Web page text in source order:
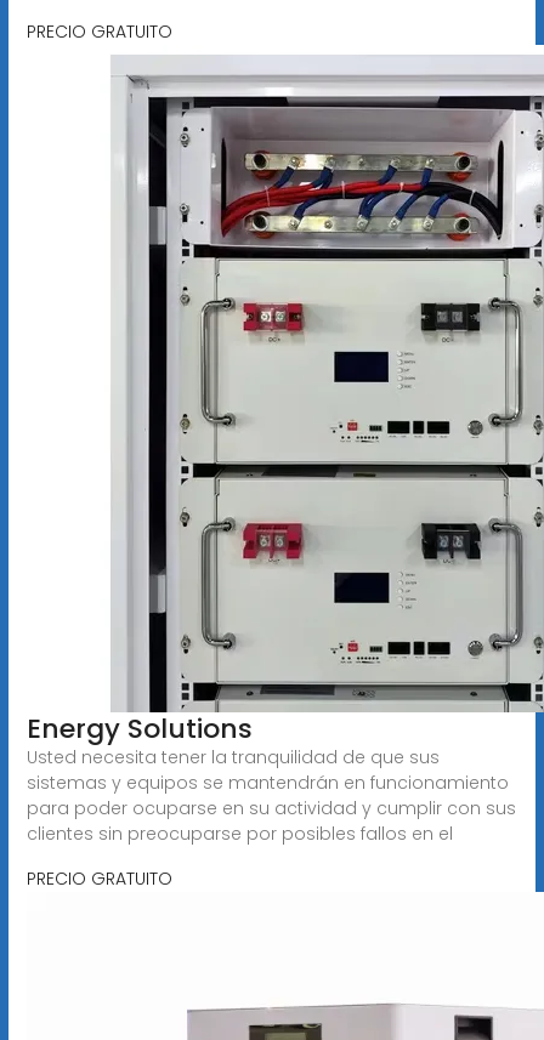
PRECIO GRATUITO
Energy Solutions
Usted necesita tener la tranquilidad de que sus
sistemas y equipos se mantendrán en funcionamiento
para poder ocuparse en su actividad y cumplir con sus
clientes sin preocuparse por posibles fallos en el
PRECIO GRATUITO